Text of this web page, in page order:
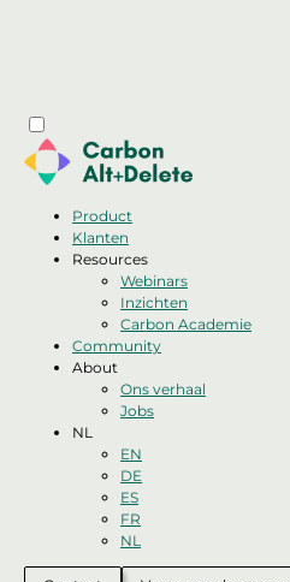
Product
Klanten
Resources
Webinars
Inzichten
Carbon Academie
Community
About
Ons verhaal
Jobs
NL
EN
DE
ES
FR
NL